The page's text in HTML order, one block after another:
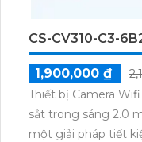
CS-CV310-C3-
1,900,000 ₫
Thiết bị Camera
sắt trong sáng 2.0
một giải pháp tiết